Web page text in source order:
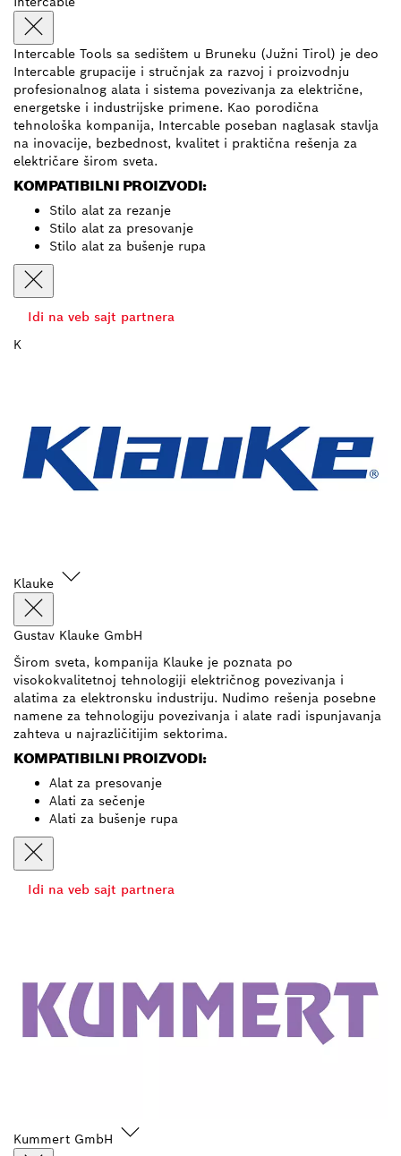
Intercable Tools sa sedištem u Bruneku (Južni Tirol) je deo
Intercable grupacije i stručnjak za razvoj i proizvodnju
profesionalnog alata i sistema povezivanja za električne,
energetske i industrijske primene. Kao porodična
tehnološka kompanija, Intercable poseban naglasak stavlja
na inovacije, bezbednost, kvalitet i praktična rešenja za
električare širom sveta.
KOMPATIBILNI PROIZVODI:
Stilo alat za rezanje
Stilo alat za presovanje
Stilo alat za bušenje rupa
Idi na veb sajt partnera
K
Klauke
Gustav Klauke GmbH
Širom sveta, kompanija Klauke je poznata po
visokokvalitetnoj tehnologiji električnog povezivanja i
alatima za elektronsku industriju. Nudimo rešenja posebne
namene za tehnologiju povezivanja i alate radi ispunjavanja
zahteva u najrazličitijim sektorima.
KOMPATIBILNI PROIZVODI:
Alat za presovanje
Alati za sečenje
Alati za bušenje rupa
Idi na veb sajt partnera
Kummert GmbH